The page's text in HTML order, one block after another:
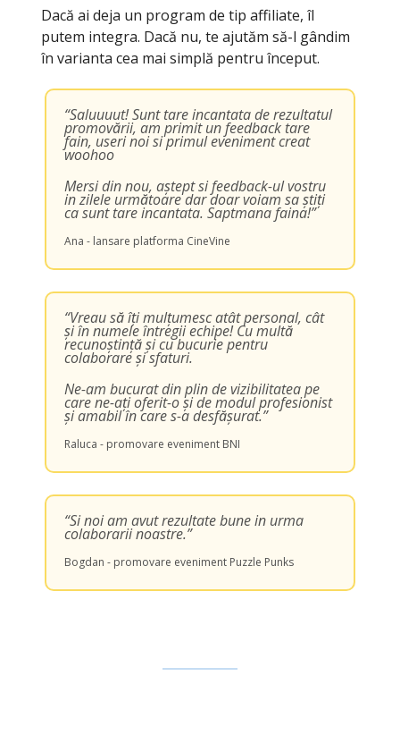
Dacă ai deja un program de tip affiliate, îl
putem integra. Dacă nu, te ajutăm să-l gândim
în varianta cea mai simplă pentru început.
“Saluuuut! Sunt tare incantata de rezultatul
promovării, am primit un feedback tare
fain, useri noi si primul eveniment creat
woohoo
Mersi din nou, aștept si feedback-ul vostru
in zilele următoare dar doar voiam sa știți
ca sunt tare incantata. Saptmana faina!”
Ana - lansare platforma CineVine
“Vreau să îți mulțumesc atât personal, cât
și în numele întregii echipe! Cu multă
recunoștință și cu bucurie pentru
colaborare și sfaturi.
Ne-am bucurat din plin de vizibilitatea pe
care ne-ați oferit-o și de modul profesionist
și amabil în care s-a desfășurat.”
Raluca - promovare eveniment BNI
“Si noi am avut rezultate bune in urma
colaborarii noastre.”
Bogdan - promovare eveniment Puzzle Punks